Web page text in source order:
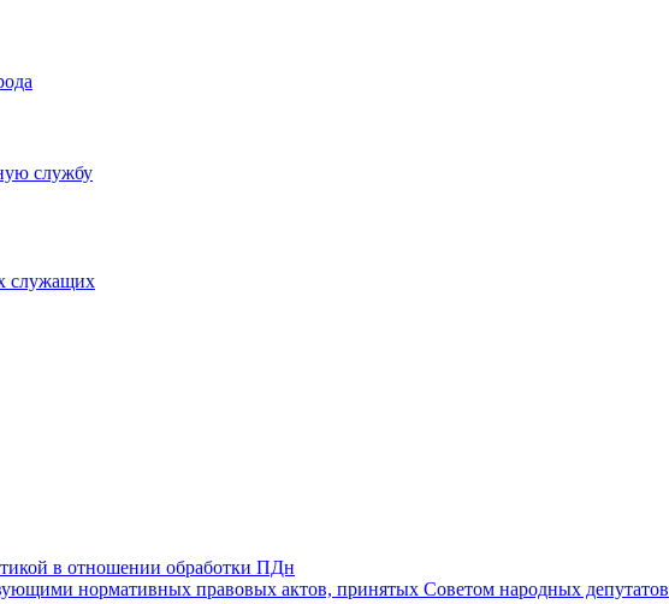
службу
служащих
в отношении обработки ПДн
нормативных правовых актов, принятых Советом народных депутатов